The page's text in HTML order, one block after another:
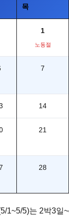
목
1
노동절
7
14
21
28
1~5/5)는 2박3일